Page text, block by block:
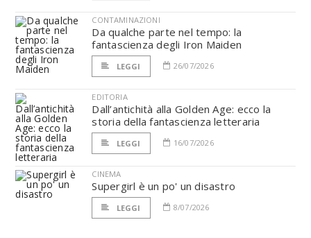
CONTAMINAZIONI
Da qualche parte nel tempo: la
fantascienza degli Iron Maiden
LEGGI 26/07/2026
EDITORIA
Dall’antichità alla Golden Age: ecco la
storia della fantascienza letteraria
LEGGI 16/07/2026
CINEMA
Supergirl è un po' un disastro
LEGGI 8/07/2026